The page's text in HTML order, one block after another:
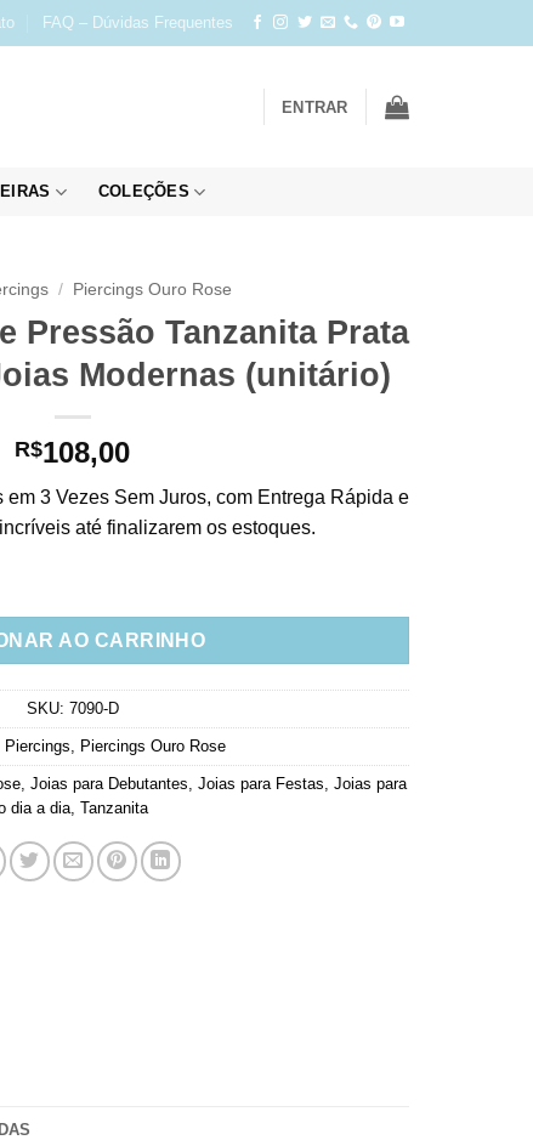
FAQ – Dúvidas Frequentes
ENTRAR
COLEÇÕES
/ Piercings Ouro Rose
Pressão Tanzanita Prata
Modernas (unitário)
R$108,00
3 Vezes Sem Juros, com Entrega Rápida e
até finalizarem os estoques.
Prata 925 ouro rosé Joias Modernas (unitário) quantidade
AO CARRINHO
SKU: 7090-D
Piercings Piercings Ouro Rose
Joias para Debutantes Joias para Festas Joias para
dia a dia, Tanzanita